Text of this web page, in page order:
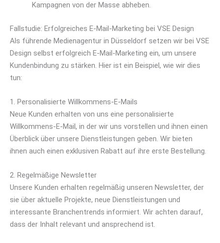
Kampagnen von der Masse abheben.
Fallstudie: Erfolgreiches E-Mail-Marketing bei VSE Design
Als führende Medienagentur in Düsseldorf setzen wir bei VSE
Design selbst erfolgreich E-Mail-Marketing ein, um unsere
Kundenbindung zu stärken. Hier ist ein Beispiel, wie wir dies
tun:
1. Personalisierte Willkommens-E-Mails
Neue Kunden erhalten von uns eine personalisierte
Willkommens-E-Mail, in der wir uns vorstellen und ihnen einen
Überblick über unsere Dienstleistungen geben. Wir bieten
ihnen auch einen exklusiven Rabatt auf ihre erste Bestellung.
2. Regelmäßige Newsletter
Unsere Kunden erhalten regelmäßig unseren Newsletter, der
sie über aktuelle Projekte, neue Dienstleistungen und
interessante Branchentrends informiert. Wir achten darauf,
dass der Inhalt relevant und ansprechend ist.